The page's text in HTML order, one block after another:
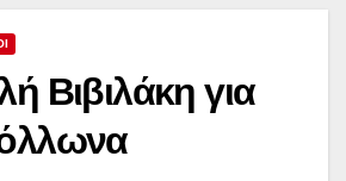
Βιβιλάκη για